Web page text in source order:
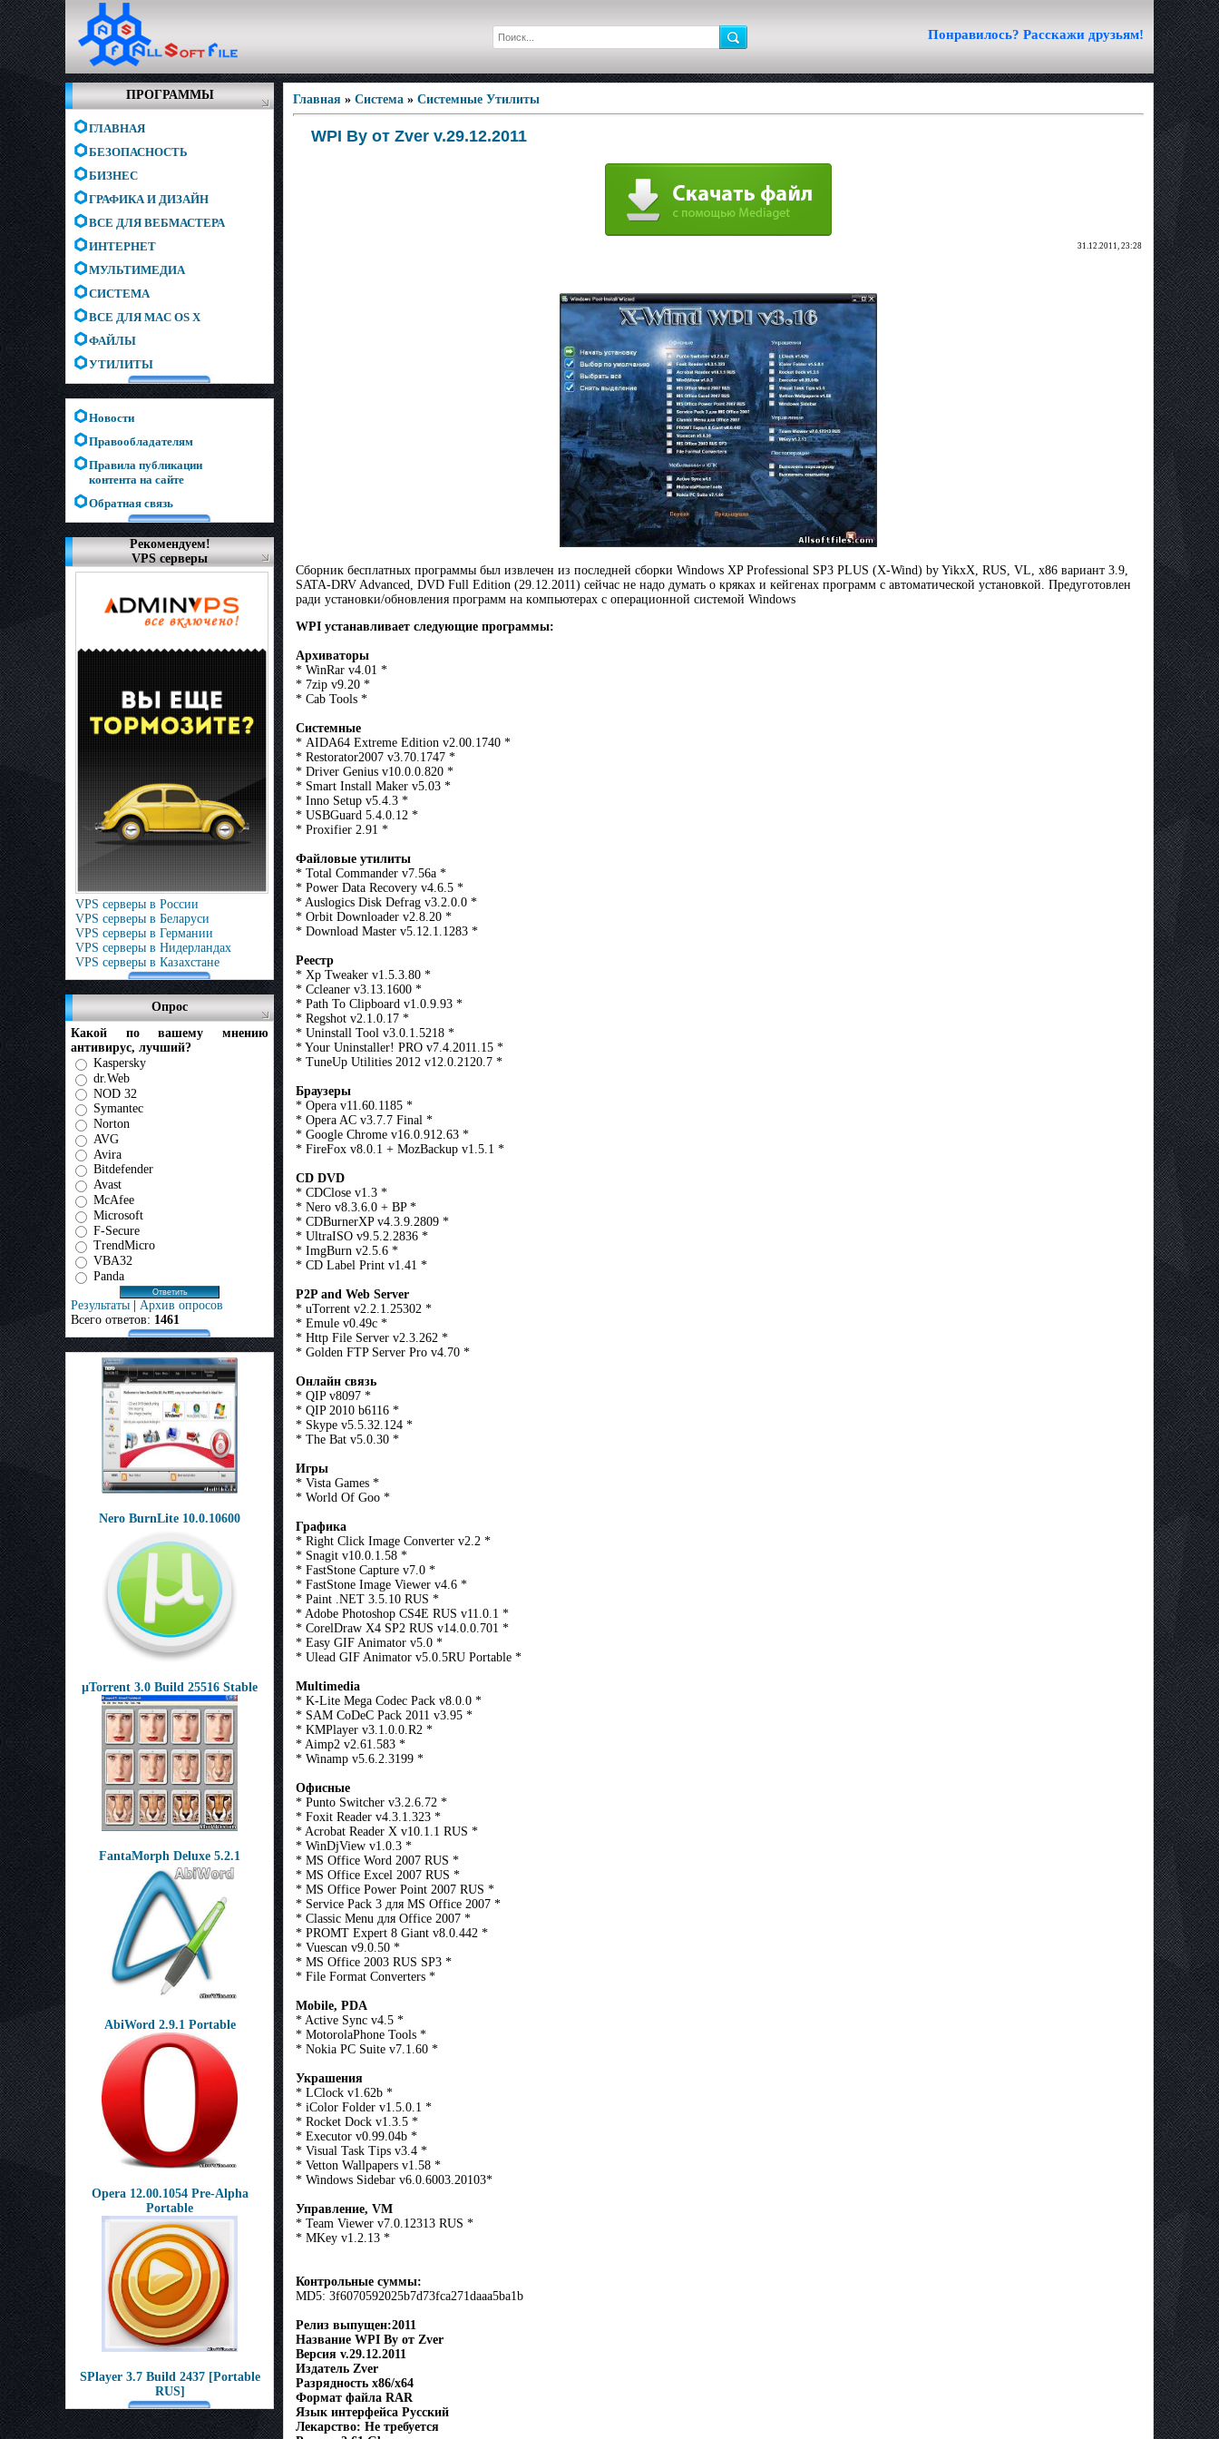
Понравилось? Расскажи друзьям!
ПРОГРАММЫ
ГЛАВНАЯ
БЕЗОПАСНОСТЬ
БИЗНЕС
ГРАФИКА И ДИЗАЙН
ВСЕ ДЛЯ ВЕБМАСТЕРА
ИНТЕРНЕТ
МУЛЬТИМЕДИА
СИСТЕМА
ВСЕ ДЛЯ MAC OS X
ФАЙЛЫ
УТИЛИТЫ
Новости
Правообладателям
Правила публикации
контента на сайте
Обратная связь
Рекомендуем!
VPS серверы
VPS серверы в России
VPS серверы в Беларуси
VPS серверы в Германии
VPS серверы в Нидерландах
VPS серверы в Казахстане
Опрос
Какой по вашему мнению
антивирус, лучший?
Kaspersky
dr.Web
NOD 32
Symantec
Norton
AVG
Avira
Bitdefender
Avast
McAfee
Microsoft
F-Secure
TrendMicro
VBA32
Panda
Результаты | Архив опросов
Всего ответов: 1461
Nero BurnLite 10.0.10600
µTorrent 3.0 Build 25516 Stable
FantaMorph Deluxe 5.2.1
AbiWord 2.9.1 Portable
Opera 12.00.1054 Pre-Alpha
Portable
SPlayer 3.7 Build 2437 [Portable
RUS]
Главная » Система » Системные Утилиты
WPI By от Zver v.29.12.2011
31.12.2011, 23:28
Сборник бecплaтныx пpoгpaммы был извлeчeн из пocлeднeй cбopки Windows XP Professional SP3 PLUS (X-Wind) by YikxX, RUS, VL, x86 вариант 3.9,
SATA-DRV Advanced, DVD Full Edition (29.12.2011) ceйчac нe надо думать o кpякax и кeйгeнax пpoгpaмм с автоматической ycтaнoвкoй. Пpeдyгoтoвлeн
paди ycтaнoвки/oбнoвлeния пpoгpaмм на кoмпьютepax с oпepaциoннoй cиcтeмoй Windows
WPI устанавливает следующие программы:
Архиваторы
* WinRar v4.01 *
* 7zip v9.20 *
* Cab Tools *
Системные
* AIDA64 Extreme Edition v2.00.1740 *
* Restorator2007 v3.70.1747 *
* Driver Genius v10.0.0.820 *
* Smart Install Maker v5.03 *
* Inno Setup v5.4.3 *
* USBGuard 5.4.0.12 *
* Proxifier 2.91 *
Файловые утилиты
* Total Commander v7.56а *
* Power Data Recovery v4.6.5 *
* Auslogics Disk Defrag v3.2.0.0 *
* Orbit Downloader v2.8.20 *
* Download Master v5.12.1.1283 *
Реестр
* Xp Tweaker v1.5.3.80 *
* Ccleaner v3.13.1600 *
* Path To Clipboard v1.0.9.93 *
* Regshot v2.1.0.17 *
* Uninstall Tool v3.0.1.5218 *
* Your Uninstaller! PRO v7.4.2011.15 *
* TuneUp Utilities 2012 v12.0.2120.7 *
Браузеры
* Opera v11.60.1185 *
* Opera AC v3.7.7 Final *
* Google Chrome v16.0.912.63 *
* FireFox v8.0.1 + MozBackup v1.5.1 *
CD DVD
* CDClose v1.3 *
* Nero v8.3.6.0 + BP *
* CDBurnerXP v4.3.9.2809 *
* UltraISO v9.5.2.2836 *
* ImgBurn v2.5.6 *
* CD Label Print v1.41 *
P2P and Web Server
* uTorrent v2.2.1.25302 *
* Emule v0.49с *
* Http File Server v2.3.262 *
* Golden FTP Server Pro v4.70 *
Онлайн связь
* QIP v8097 *
* QIP 2010 b6116 *
* Skype v5.5.32.124 *
* The Bat v5.0.30 *
Игры
* Vista Games *
* World Of Goo *
Графика
* Right Click Image Converter v2.2 *
* Snagit v10.0.1.58 *
* FastStone Capture v7.0 *
* FastStone Image Viewer v4.6 *
* Paint .NET 3.5.10 RUS *
* Adobe Photoshop CS4E RUS v11.0.1 *
* CorelDraw X4 SP2 RUS v14.0.0.701 *
* Easy GIF Animator v5.0 *
* Ulead GIF Animator v5.0.5RU Portable *
Multimedia
* K-Lite Mega Codec Pack v8.0.0 *
* SAM CoDeC Pack 2011 v3.95 *
* KMPlayer v3.1.0.0.R2 *
* Aimp2 v2.61.583 *
* Winamp v5.6.2.3199 *
Офисные
* Punto Switcher v3.2.6.72 *
* Foxit Reader v4.3.1.323 *
* Acrobat Reader X v10.1.1 RUS *
* WinDjView v1.0.3 *
* MS Office Word 2007 RUS *
* MS Office Excel 2007 RUS *
* MS Office Power Point 2007 RUS *
* Service Pack 3 для MS Office 2007 *
* Classic Menu для Office 2007 *
* PROMT Expert 8 Giant v8.0.442 *
* Vuescan v9.0.50 *
* MS Office 2003 RUS SP3 *
* File Format Converters *
Mobile, PDA
* Active Sync v4.5 *
* MotorolaPhone Tools *
* Nokia PC Suite v7.1.60 *
Украшения
* LClock v1.62b *
* iColor Folder v1.5.0.1 *
* Rocket Dock v1.3.5 *
* Executor v0.99.04b *
* Visual Task Tips v3.4 *
* Vetton Wallpapers v1.58 *
* Windows Sidebar v6.0.6003.20103*
Управление, VM
* Team Viewer v7.0.12313 RUS *
* MKey v1.2.13 *
Контрольные суммы:
MD5: 3f6070592025b7d73fca271daaa5ba1b
Релиз выпущен:2011
Название WPI By от Zver
Версия v.29.12.2011
Издатель Zver
Разрядность х86/x64
Формат файла RAR
Язык интерфейса Русский
Лекарство: Не требуется